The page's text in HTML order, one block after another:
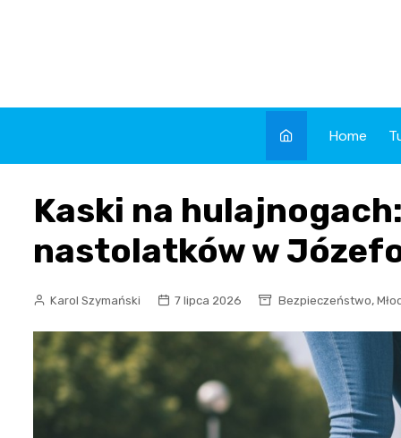
Home
Kaski na
nastolatków w
Karol Szymański 7 lipca 2026 Bezpieczeństwo,